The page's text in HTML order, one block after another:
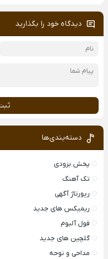
دیدگاه خود را بگذارید
دسته‌بندی‌ها
پخش بزودی
تک آهنگ
رپورتاژ آگهی
ریمیکس های جدید
فول آلبوم
گلچین های جدید
مداحی و نوحه